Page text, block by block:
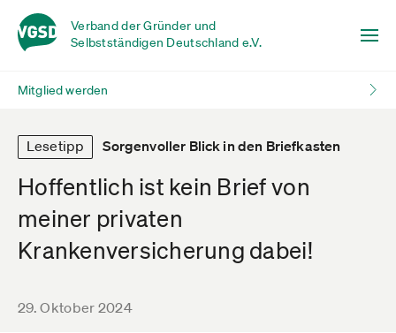
Verband der Gründer und
Selbstständigen Deutschland e.V.
Mitglied werden
Lesetipp Sorgenvoller Blick in den Briefkasten
Hoffentlich ist kein Brief von
meiner privaten
Krankenversicherung dabei!
29. Oktober 2024